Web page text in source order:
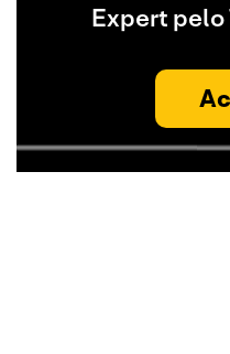
Expert pelo